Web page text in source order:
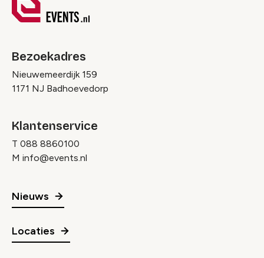
Bezoekadres
Nieuwemeerdijk 159
1171 NJ Badhoevedorp
Klantenservice
T 088 8860100
M info@events.nl
Nieuws
Locaties